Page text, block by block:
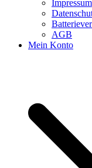
Impressum
AGB
Mein Konto